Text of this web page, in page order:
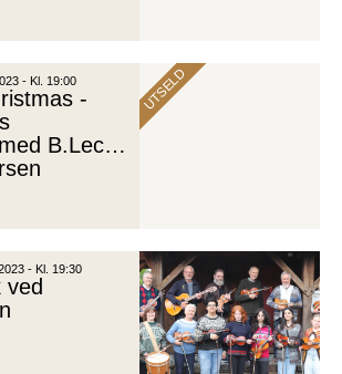
UTSELD
- Kl. 19:00
-
B.Lech
- Kl. 19:30
ved